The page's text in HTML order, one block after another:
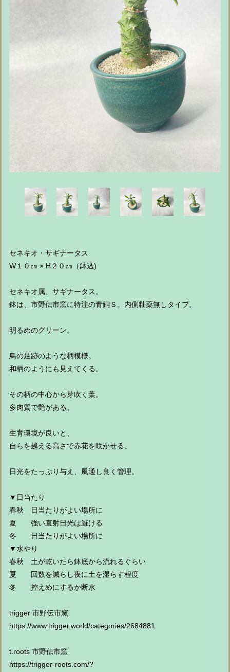
セネキオ・サギナータス
W１０㎝ × H２０㎝（鉢込)
セネキオ属、サギナータス。
鉢は、市野伝市窯に特注の青銅Ｓ。内側釉薬無しタイプ。
明るめのグリーン。
鳥の足跡のような柄模様。
和柄のようにも見えてくる。
その柄の中心から芽吹く葉。
多肉質で艶がある。
生育環境が良いと、
自らを越える高さで赤花を咲かせる。
日光をたっぷり与え、風通し良く管理。
▼日当たり
春秋 日当たりがよい場所に
夏 強い直射日光は避ける
冬 日当たりがよい場所に
▼水やり
春秋 土が乾いたら鉢底から流れるぐらい
夏 回数を減らし夜に土を湿らす程度
冬 控えめにするか断水
trigger 市野伝市窯
https://www.trigger.world/categories/2684881
t.roots 市野伝市窯
https://trigger-roots.com/?